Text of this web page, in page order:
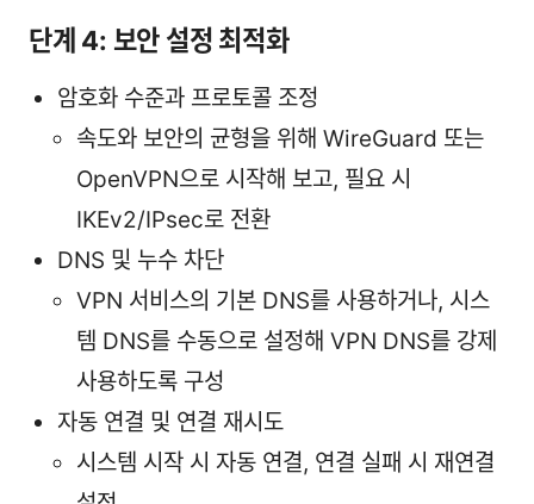
단계 4: 보안 설정 최적화
암호화 수준과 프로토콜 조정
속도와 보안의 균형을 위해 WireGuard 또는
OpenVPN으로 시작해 보고, 필요 시
IKEv2/IPsec로 전환
DNS 및 누수 차단
VPN 서비스의 기본 DNS를 사용하거나, 시스
템 DNS를 수동으로 설정해 VPN DNS를 강제
사용하도록 구성
자동 연결 및 연결 재시도
시스템 시작 시 자동 연결, 연결 실패 시 재연결